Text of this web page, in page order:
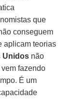
que
conseguem
aplicam teorias
Unidos não
fazendo
É um